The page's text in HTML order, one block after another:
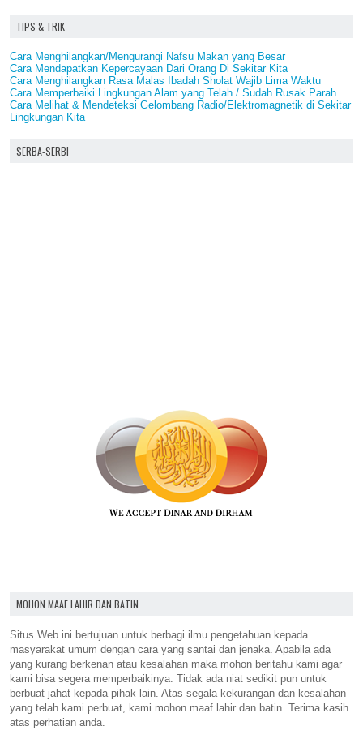
TIPS & TRIK
Cara Menghilangkan/Mengurangi Nafsu Makan yang Besar
Cara Mendapatkan Kepercayaan Dari Orang Di Sekitar Kita
Cara Menghilangkan Rasa Malas Ibadah Sholat Wajib Lima Waktu
Cara Memperbaiki Lingkungan Alam yang Telah / Sudah Rusak Parah
Cara Melihat & Mendeteksi Gelombang Radio/Elektromagnetik di Sekitar
Lingkungan Kita
SERBA-SERBI
MOHON MAAF LAHIR DAN BATIN
Situs Web ini bertujuan untuk berbagi ilmu pengetahuan kepada
masyarakat umum dengan cara yang santai dan jenaka. Apabila ada
yang kurang berkenan atau kesalahan maka mohon beritahu kami agar
kami bisa segera memperbaikinya. Tidak ada niat sedikit pun untuk
berbuat jahat kepada pihak lain. Atas segala kekurangan dan kesalahan
yang telah kami perbuat, kami mohon maaf lahir dan batin. Terima kasih
atas perhatian anda.